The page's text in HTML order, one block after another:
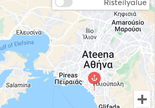
Risteilyalue